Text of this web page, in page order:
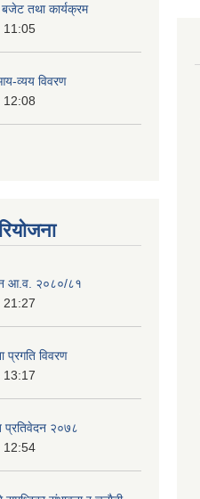
तथा कार्यक्रम
11:05
व्यय विवरण
12:08
आ.व. २०८०/८१
21:27
विवरण
13:17
प्रतिवेदन २०७८
12:54